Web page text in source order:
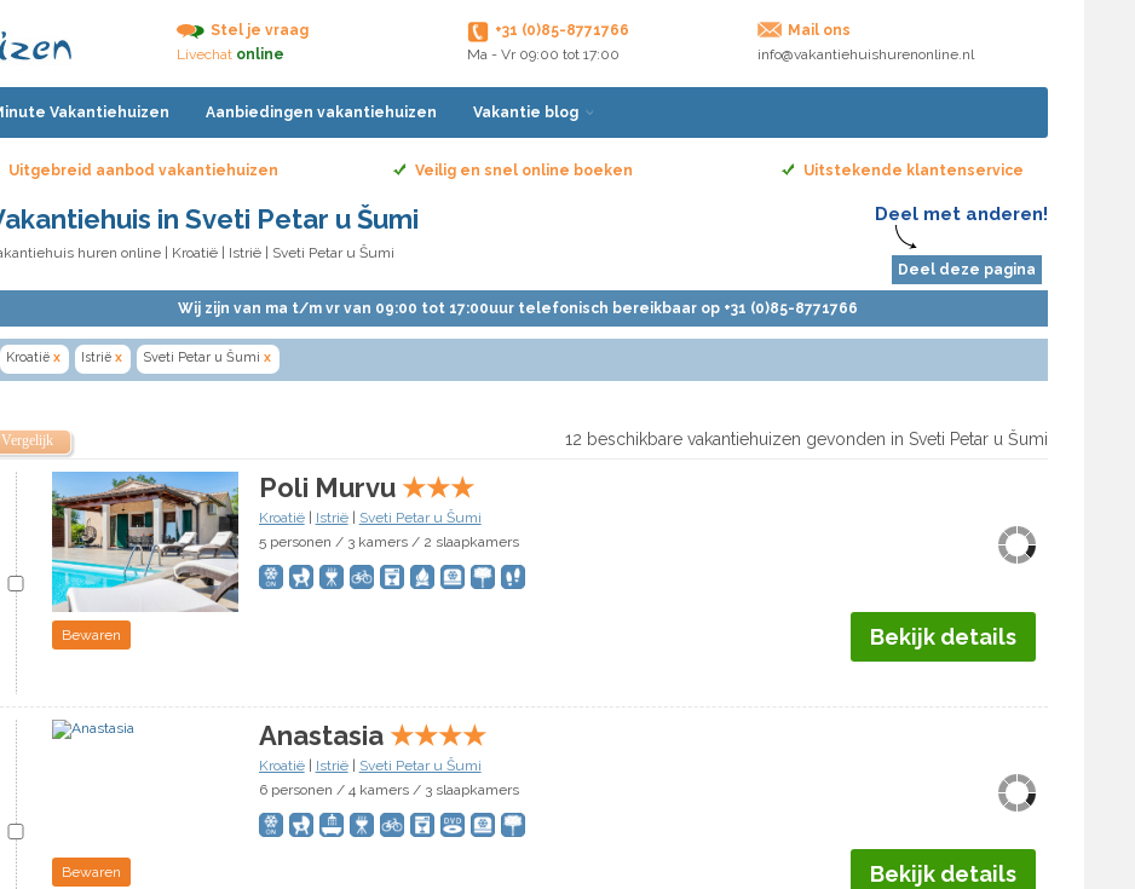
Stel je vraag
Livechat online
+31 (0)85-8771766
Ma - Vr 09:00 tot 17:00
Mail ons
info@vakantiehuishurenonline.nl
Vakantiehuizen Aanbiedingen vakantiehuizen Vakantie blog
Uitgebreid aanbod vakantiehuizen Veilig en snel online boeken Uitstekende klantenservice
Deel met anderen!
Deel deze pagina
in Sveti Petar u Šumi
huren online Kroatië Istrië | Sveti Petar u Šumi
Wij zijn van ma t/m vr van 09:00 tot 17:00uur telefonisch bereikbaar op +31 (0)85-8771766
Kroatië x Istrië x Sveti Petar u Šumi x
12 beschikbare vakantiehuizen gevonden in Sveti Petar u Šumi
Vergelijk
Poli Murvu ★★★
Kroatië| Istrië|
Sveti Petar u Šumi
5 personen / 3 kamers / 2 slaapkamers
Bewaren Bekijk details
Anastasia ★★★★
Kroatië| Istrië|
Sveti Petar u Šumi
6 personen / 4 kamers / 3 slaapkamers
Bewaren Bekijk details